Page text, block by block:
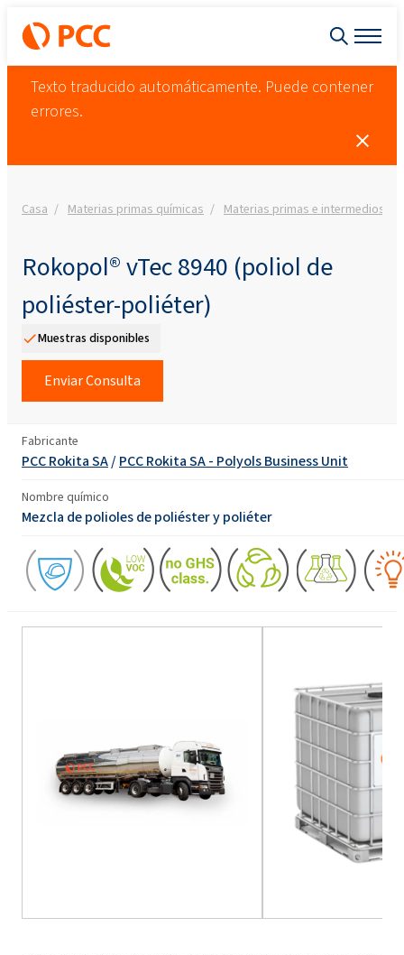
Texto traducido automáticamente. Puede contener
errores.
Casa Materias primas químicas Materias primas e intermedios
Rokopol® vTec 8940 (poliol de
poliéster-poliéter)
Muestras disponibles
Enviar Consulta
Fabricante
PCC Rokita SA/PCC Rokita SA - Polyols Business Unit
Nombre químico
Mezcla de polioles de poliéster y poliéter